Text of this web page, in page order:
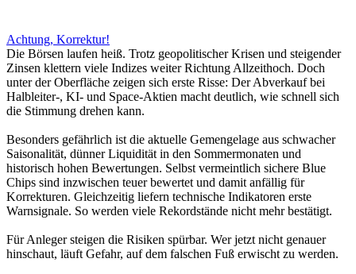
Achtung, Korrektur!
Die Börsen laufen heiß. Trotz geopolitischer Krisen und steigender
Zinsen klettern viele Indizes weiter Richtung Allzeithoch. Doch
unter der Oberfläche zeigen sich erste Risse: Der Abverkauf bei
Halbleiter-, KI- und Space-Aktien macht deutlich, wie schnell sich
die Stimmung drehen kann.
Besonders gefährlich ist die aktuelle Gemengelage aus schwacher
Saisonalität, dünner Liquidität in den Sommermonaten und
historisch hohen Bewertungen. Selbst vermeintlich sichere Blue
Chips sind inzwischen teuer bewertet und damit anfällig für
Korrekturen. Gleichzeitig liefern technische Indikatoren erste
Warnsignale. So werden viele Rekordstände nicht mehr bestätigt.
Für Anleger steigen die Risiken spürbar. Wer jetzt nicht genauer
hinschaut, läuft Gefahr, auf dem falschen Fuß erwischt zu werden.